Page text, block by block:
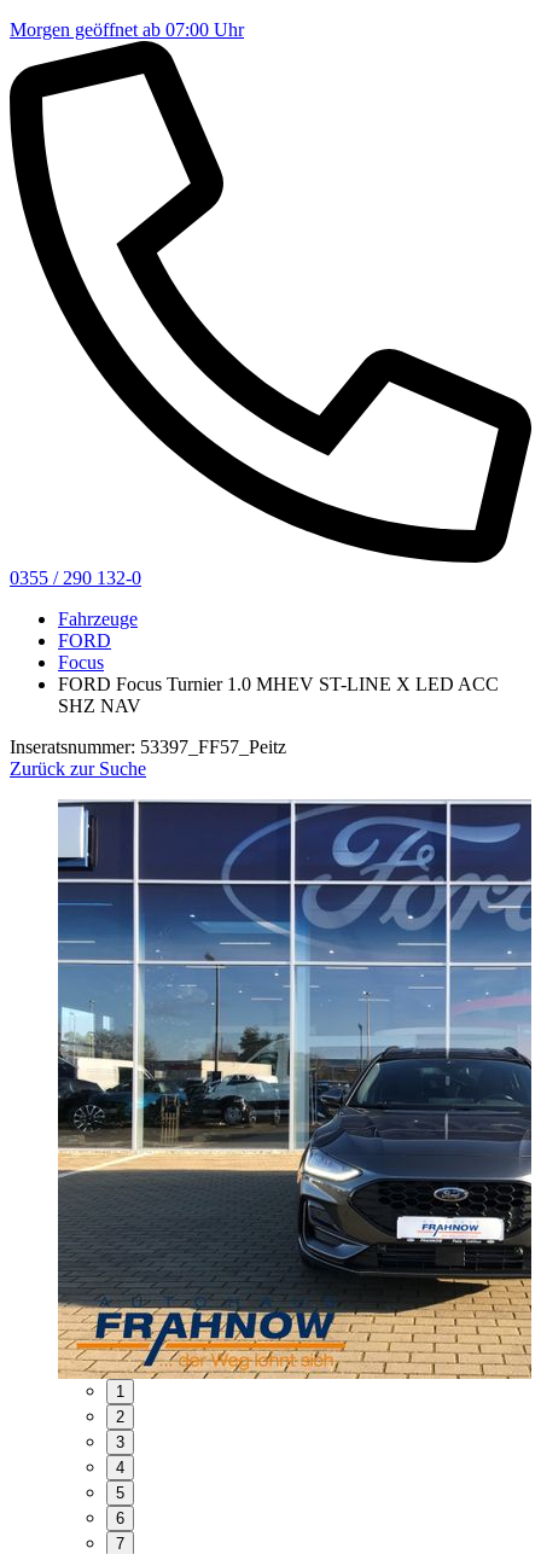
Morgen geöffnet ab 07:00 Uhr
0355 / 290 132-0
Fahrzeuge
FORD
Focus
FORD Focus Turnier 1.0 MHEV ST-LINE X LED ACC
SHZ NAV
Inseratsnummer: 53397_FF57_Peitz
Zurück zur Suche
1
2
3
4
5
6
7